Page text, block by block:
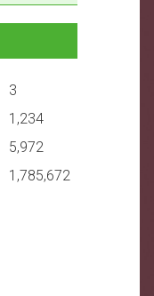
3
1,234
5,972
1,785,672